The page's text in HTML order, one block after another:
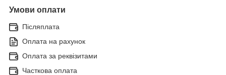
Умови оплати
Післяплата
Оплата на рахунок
Оплата за реквізитами
Часткова оплата